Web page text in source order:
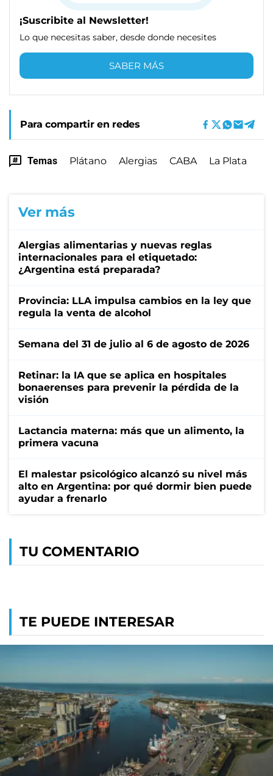
¡Suscribite al Newsletter!
Lo que necesitas saber, desde donde necesites
SABER MÁS
Para compartir en redes
Temas Plátano Alergias CABA La Plata
Ver más
Alergias alimentarias y nuevas reglas
internacionales para el etiquetado:
¿Argentina está preparada?
Provincia: LLA impulsa cambios en la ley que
regula la venta de alcohol
Semana del 31 de julio al 6 de agosto de 2026
Retinar: la IA que se aplica en hospitales
bonaerenses para prevenir la pérdida de la
visión
Lactancia materna: más que un alimento, la
primera vacuna
El malestar psicológico alcanzó su nivel más
alto en Argentina: por qué dormir bien puede
ayudar a frenarlo
TU COMENTARIO
TE PUEDE INTERESAR